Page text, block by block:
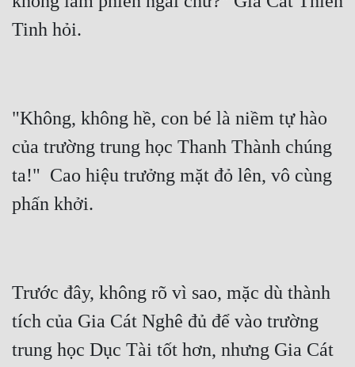
"Không, không hề, con bé là niềm tự hào
của trường trung học Thanh Thành chúng
ta!"  Cao hiệu trưởng mặt đỏ lên, vô cùng
Trước đây, không rõ vì sao, mặc dù thành
tích của Gia Cát Nghê đủ để vào trường
trung học Dục Tài tốt hơn, nhưng Gia Cát